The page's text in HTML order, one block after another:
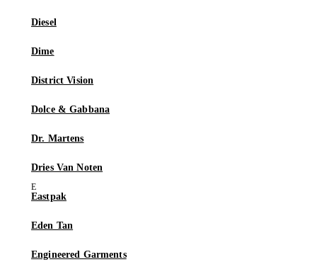
Diesel
Dime
District Vision
Dolce & Gabbana
Dr. Martens
Dries Van Noten
Eastpak
Eden Tan
Engineered Garments